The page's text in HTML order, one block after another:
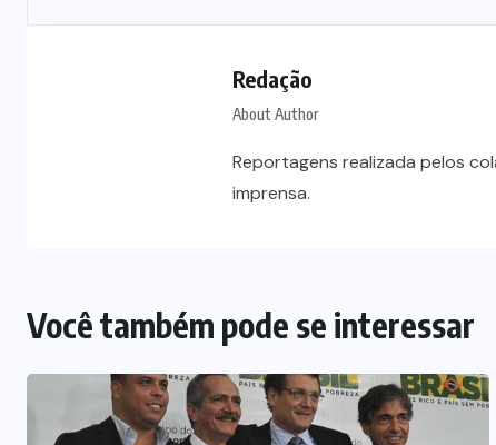
Redação
About Author
Reportagens realizada pelos
imprensa.
Você também pode se interessar